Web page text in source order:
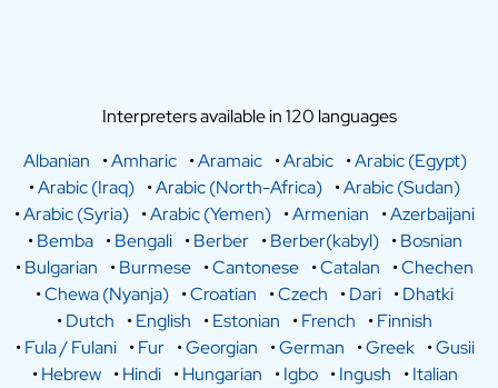
Interpreters available in 120 languages
Albanian
•Amharic •Aramaic •Arabic •Arabic (Egypt)
•Arabic (Iraq) •Arabic (North-Africa) •Arabic (Sudan)
•Arabic (Syria) •Arabic (Yemen) •Armenian •Azerbaijani
•Bemba •Bengali •Berber •Berber(kabyl) •Bosnian
•Bulgarian •Burmese •Cantonese •Catalan •Chechen
•Chewa (Nyanja) •Croatian •Czech •Dari •Dhatki
•Dutch •English •Estonian •French •Finnish
•Fula / Fulani •Fur •Georgian •German •Greek •Gusii
•Hebrew •Hindi •Hungarian •Igbo •Ingush •Italian